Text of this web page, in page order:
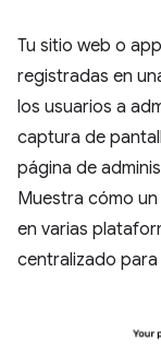
Tu sitio web o
registradas en
los usuarios a
captura de
página de
Muestra cómo
en varias
centralizado